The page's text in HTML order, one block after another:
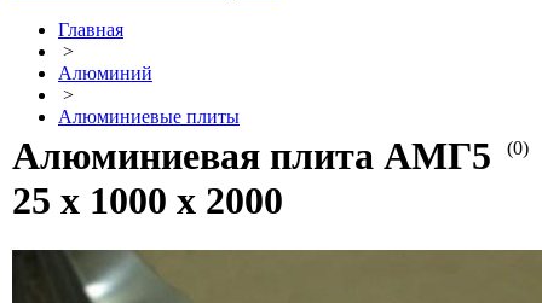
Главная
>
Алюминий
>
Алюминиевые плиты
(0)
Алюминиевая плита АМГ5
25 х 1000 х 2000